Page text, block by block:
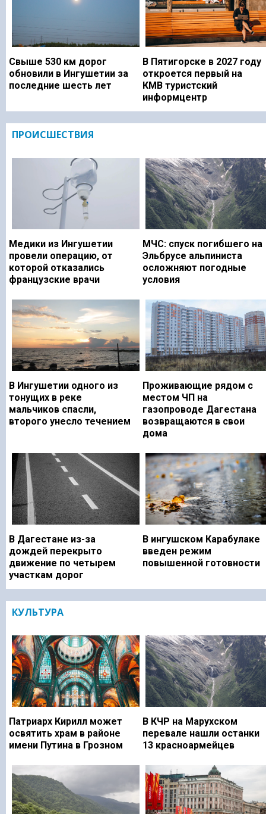
Свыше 530 км дорог
обновили в Ингушетии за
последние шесть лет
В Пятигорске в 2027 году
откроется первый на
КМВ туристский
информцентр
ПРОИСШЕСТВИЯ
Медики из Ингушетии
провели операцию, от
которой отказались
французские врачи
МЧС: спуск погибшего на
Эльбрусе альпиниста
осложняют погодные
условия
В Ингушетии одного из
тонущих в реке
мальчиков спасли,
второго унесло течением
Проживающие рядом с
местом ЧП на
газопроводе Дагестана
возвращаются в свои
дома
В Дагестане из-за
дождей перекрыто
движение по четырем
участкам дорог
В ингушском Карабулаке
введен режим
повышенной готовности
КУЛЬТУРА
Патриарх Кирилл может
освятить храм в районе
имени Путина в Грозном
В КЧР на Марухском
перевале нашли останки
13 красноармейцев